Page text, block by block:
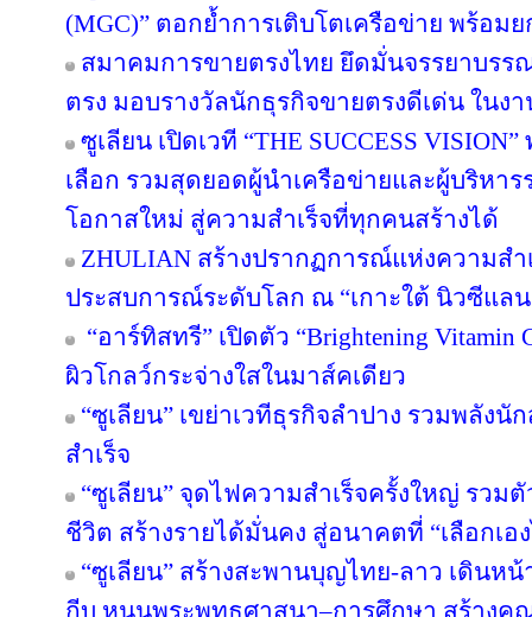
(MGC)” ตอกย้ำการเติบโตเครือข่าย พร้อ
สมาคมการขายตรงไทย ยึดมั่นจรรยาบรร
ตรง มอบรางวัลนักธุรกิจขายตรงดีเด่น ในงา
ซูเลียน เปิดเวที “THE SUCCESS
เลือก รวมสุดยอดผู้นำเครือข่ายและผู้บริหา
โอกาสใหม่ สู่ความสำเร็จที่ทุกคนสร้างได้
ZHULIAN สร้างปรากฏการณ์แห่งความสำ
ประสบการณ์ระดับโลก ณ “เกาะใต้ นิวซีแล
“อาร์ทิสทรี” เปิดตัว “Brightening Vitamin
ผิวโกลว์กระจ่างใสในมาส์คเดียว
“ซูเลียน” เขย่าเวทีธุรกิจลำปาง รวมพลัง
สำเร็จ
“ซูเลียน” จุดไฟความสำเร็จครั้งใหญ่ รว
ชีวิต สร้างรายได้มั่นคง สู่อนาคตที่ “เลือกเอ
“ซูเลียน” สร้างสะพานบุญไทย-ลาว เดินห
กีบ หนุนพระพุทธศาสนา–การศึกษา สร้างคุ